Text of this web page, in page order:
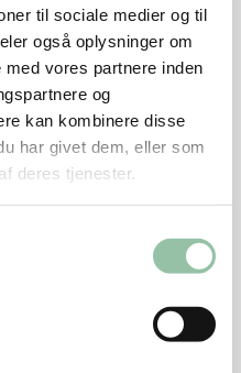
til sociale medier og til
også oplysninger om
vores partnere inden
og
kan kombinere disse
har givet dem, eller som
deres tjenester.